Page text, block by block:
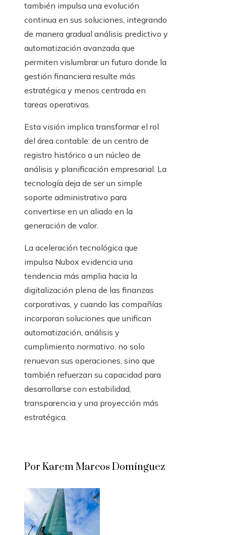
también impulsa una evolución
continua en sus soluciones, integrando
de manera gradual análisis predictivo y
automatización avanzada que
permiten vislumbrar un futuro donde la
gestión financiera resulte más
estratégica y menos centrada en
tareas operativas.
Esta visión implica transformar el rol
del área contable: de un centro de
registro histórico a un núcleo de
análisis y planificación empresarial. La
tecnología deja de ser un simple
soporte administrativo para
convertirse en un aliado en la
generación de valor.
La aceleración tecnológica que
impulsa Nubox evidencia una
tendencia más amplia hacia la
digitalización plena de las finanzas
corporativas, y cuando las compañías
incorporan soluciones que unifican
automatización, análisis y
cumplimiento normativo, no solo
renuevan sus operaciones, sino que
también refuerzan su capacidad para
desarrollarse con estabilidad,
transparencia y una proyección más
estratégica.
Por Karem Marcos Domínguez